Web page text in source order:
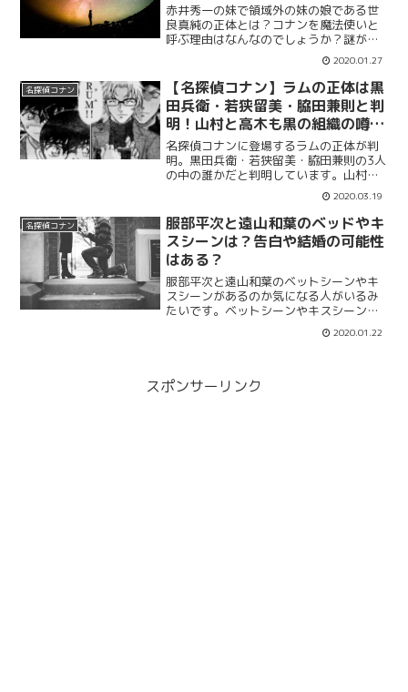
赤井秀一の妹で領域外の妹の娘である世
良真純の正体とは？コナンを魔法使いと
呼ぶ理由はなんなのでしょうか？謎が多
い世良真純は蘭と同級生ですが本当の正
体が気になりますね。コナンを魔法使い
と呼ぶ理由や家族構成、赤井秀一や領域
外の妹との関係性もまとめて紹介してい
きます。
2020.01.27
名探偵コナン
【名探偵コナン】ラムの正体は黒
田兵衛・若狭留美・脇田兼則と判
明！山村と高木も黒の組織の噂
が？
名探偵コナンに登場するラムの正体が判
明。黒田兵衛・若狭留美・脇田兼則の3人
の中の誰かだと判明しています。山村刑
事と高木刑事も黒の組織と噂されていま
すね。名探偵コナンは伏線が多いアニメ
ですがラムの正体が本当に謎ですが黒田
兵衛・若狭留美・脇田兼則の中で誰なの
でしょう。
2020.03.19
名探偵コナン
服部平次と遠山和葉のベッドやキ
スシーンは？告白や結婚の可能性
はある？
服部平次と遠山和葉のベットシーンやキ
スシーンがあるのか気になる人がいるみ
たいです。ベットシーンやキスシーンだ
けではなく服部平次と遠山和葉の告白や
結婚の可能性もまとめていきます。告白
ます。
2020.01.22
スポンサーリンク